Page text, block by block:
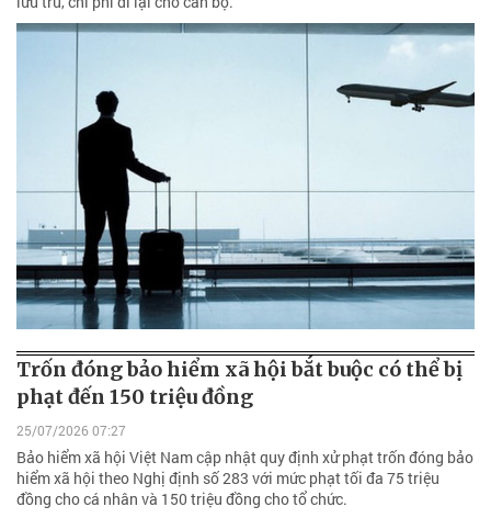
Trốn đóng bảo hiểm xã hội bắt buộc có thể bị
phạt đến 150 triệu đồng
25/07/2026 07:27
Bảo hiểm xã hội Việt Nam cập nhật quy định xử phạt trốn đóng bảo
hiểm xã hội theo Nghị định số 283 với mức phạt tối đa 75 triệu
đồng cho cá nhân và 150 triệu đồng cho tổ chức.